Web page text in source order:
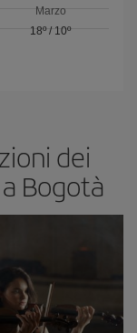
Marzo
18º/ 10º
dei
Bogotà